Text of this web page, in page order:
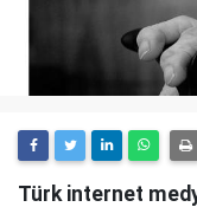
Türk internet